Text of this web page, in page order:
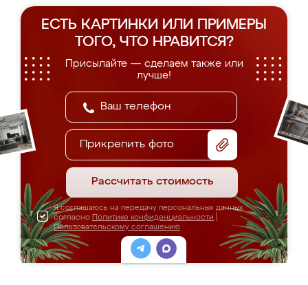
ЕСТЬ КАРТИНКИ ИЛИ ПРИМЕРЫ
ТОГО, ЧТО НРАВИТСЯ?
Присылайте — сделаем также или
лучше!
Прикрепить фото
Рассчитать стоимость
Я соглашаюсь на передачу персональных данных
согласно Политике конфиденциальности
Пользовательскому соглашению